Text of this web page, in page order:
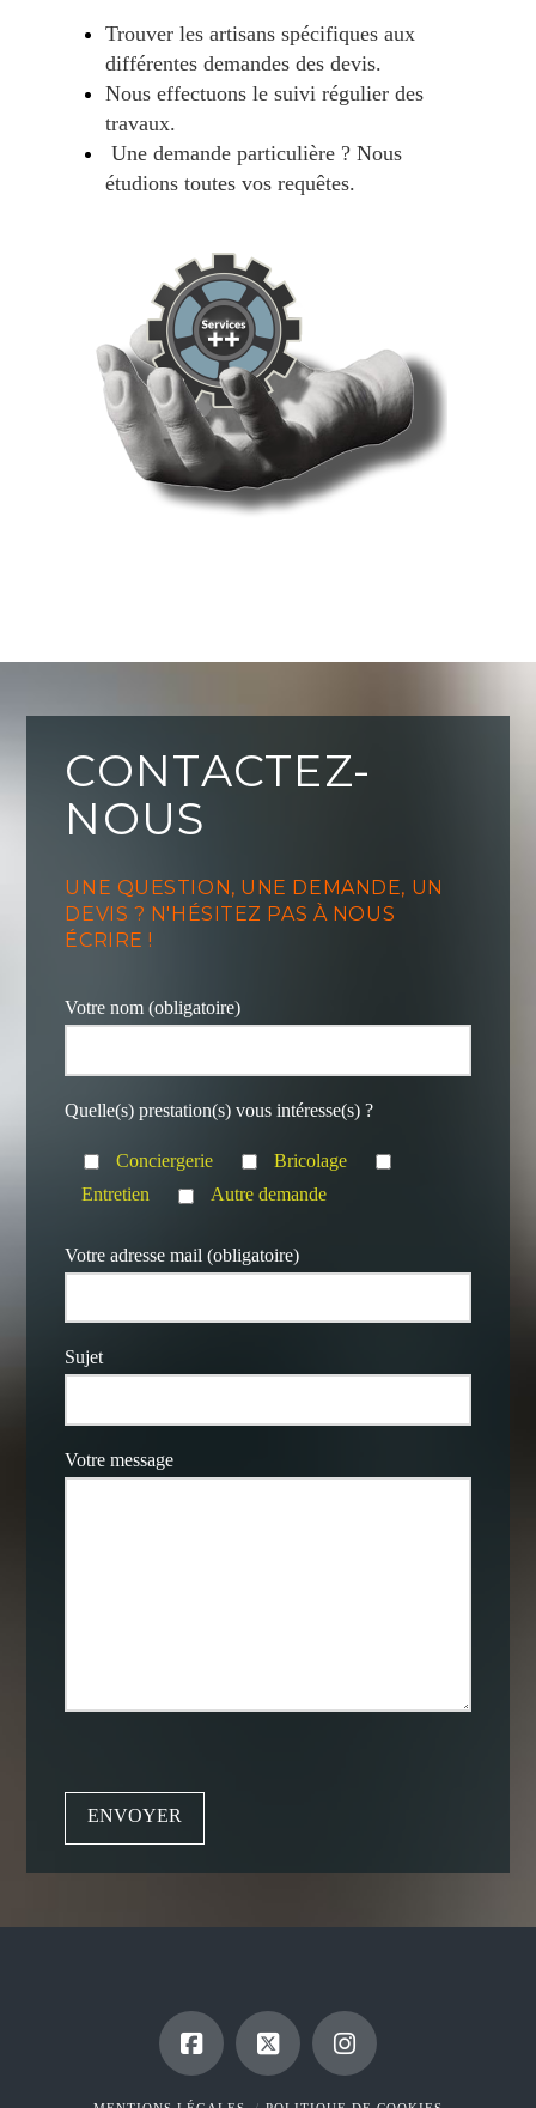
Trouver les artisans spécifiques aux
différentes demandes des devis.
Nous effectuons le suivi régulier des
travaux.
Une demande particulière ? Nous
étudions toutes vos requêtes.
CONTACTEZ-
NOUS
UNE QUESTION, UNE DEMANDE, UN
DEVIS ? N'HÉSITEZ PAS À NOUS
ÉCRIRE !
Votre nom (obligatoire)
Quelle(s) prestation(s) vous intéresse(s) ?
Conciergerie
Bricolage
Entretien
Autre demande
Votre adresse mail (obligatoire)
Sujet
Votre message